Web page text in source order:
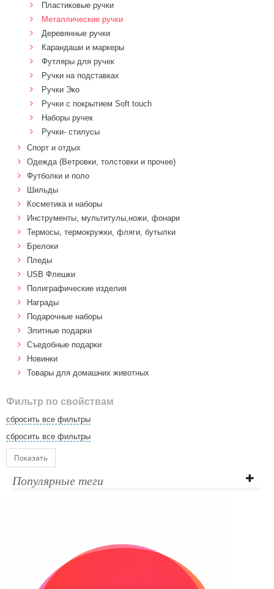
Пластиковые ручки
Металлические ручки
Деревянные ручки
Карандаши и маркеры
Футляры для ручек
Ручки на подставках
Ручки Эко
Ручки с покрытием Soft touch
Наборы ручек
Ручки- стилусы
Спорт и отдых
Одежда (Ветровки, толстовки и прочее)
Футболки и поло
Шильды
Косметика и наборы
Инструменты, мультитулы,ножи, фонари
Термосы, термокружки, фляги, бутылки
Брелоки
Пледы
USB Флешки
Полиграфические изделия
Награды
Подарочные наборы
Элитные подарки
Cъедобные подарки
Новинки
Товары для домашних животных
Фильтр по свойствам
сбросить все фильтры
сбросить все фильтры
Показать
Популярные теги